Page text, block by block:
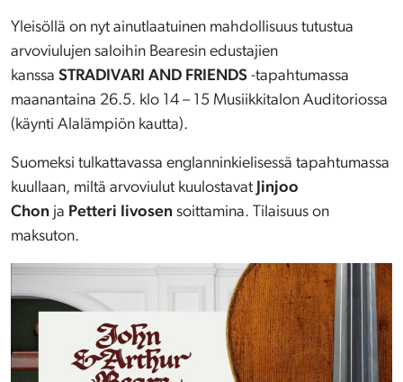
Yleisöllä on nyt ainutlaatuinen mahdollisuus tutustua
arvoviulujen saloihin Bearesin edustajien
kanssa STRADIVARI AND FRIENDS -tapahtumassa
maanantaina 26.5. klo 14 – 15 Musiikkitalon Auditoriossa
(käynti Alalämpiön kautta).
Suomeksi tulkattavassa englanninkielisessä tapahtumassa
kuullaan, miltä arvoviulut kuulostavat Jinjoo
Chon ja Petteri Iivosen soittamina. Tilaisuus on
maksuton.